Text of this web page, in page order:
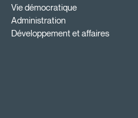
Vie démocratique
Administration
Développement et affaires